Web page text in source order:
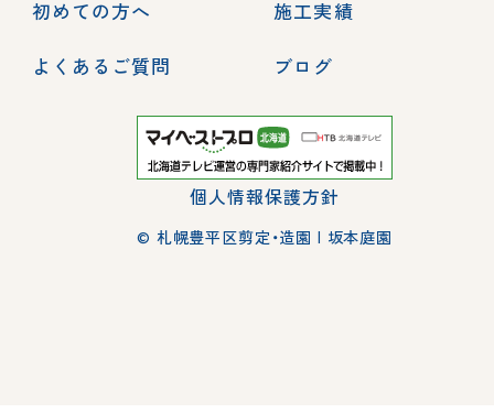
初めての方へ
施工実績
よくあるご質問
ブログ
個人情報保護方針
© 札幌豊平区剪定・造園 | 坂本庭園